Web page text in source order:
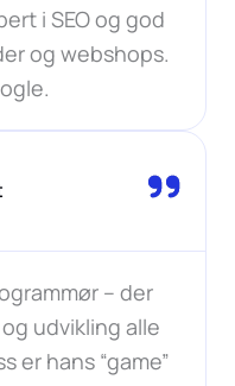
i SEO og god
og webshops.
– der
udvikling alle
er hans “game”